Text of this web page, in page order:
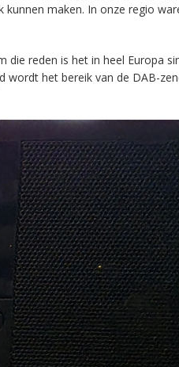
maken. In onze regio
die reden is het in heel Europa
wordt het bereik van de DAB-